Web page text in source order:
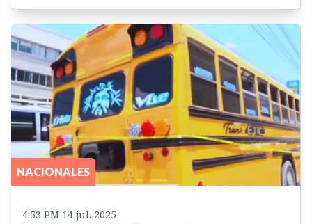
NACIONALES
4:53 PM 14 jul. 2025